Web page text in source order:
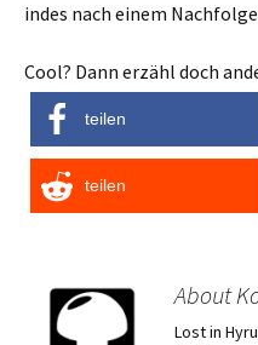
indes nach einem
Cool? Dann erzähl doch
teilen
teilen
About
Lost in